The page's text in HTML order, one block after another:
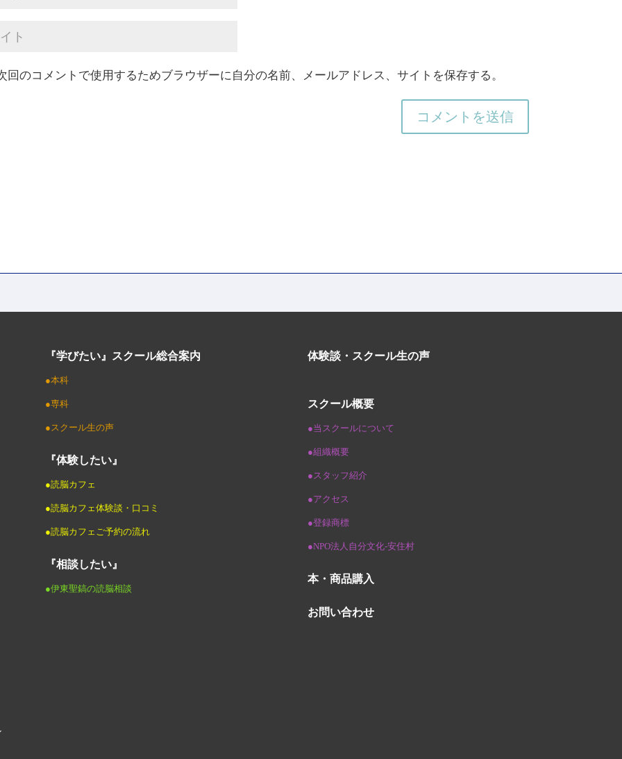
回のコメントで使用するためブラウザーに自分の名前、メールアドレス、サイトを保存する。
『学びたい』スクール総合案内
●本科
●専科
●スクール生の声
『体験したい』
●読脳カフェ
●読脳カフェ体験談・口コミ
●読脳カフェご予約の流れ
『相談したい』
●伊東聖鎬の読脳相談
体験談・スクール生の声
スクール概要
●当スクールについて
●組織概要
●スタッフ紹介
●アクセス
●登録商標
●NPO法人自分文化-安住村
本・商品購入
お問い合わせ